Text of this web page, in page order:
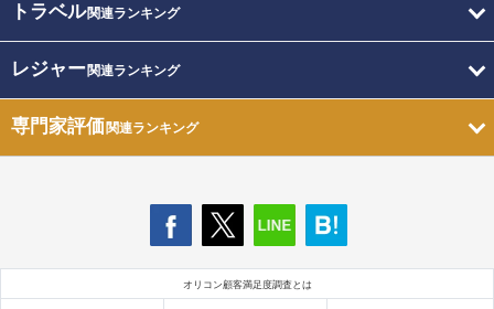
トラベル関連ランキング
レジャー関連ランキング
専門家評価関連ランキング
オリコン顧客満足度調査とは